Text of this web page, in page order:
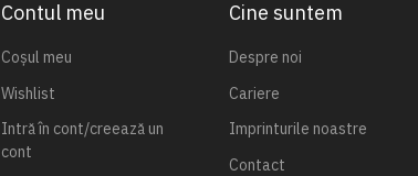
Contul meu
Coșul meu
Wishlist
Intră în cont/creează un
cont
Cine suntem
Despre noi
Cariere
Imprinturile noastre
Contact